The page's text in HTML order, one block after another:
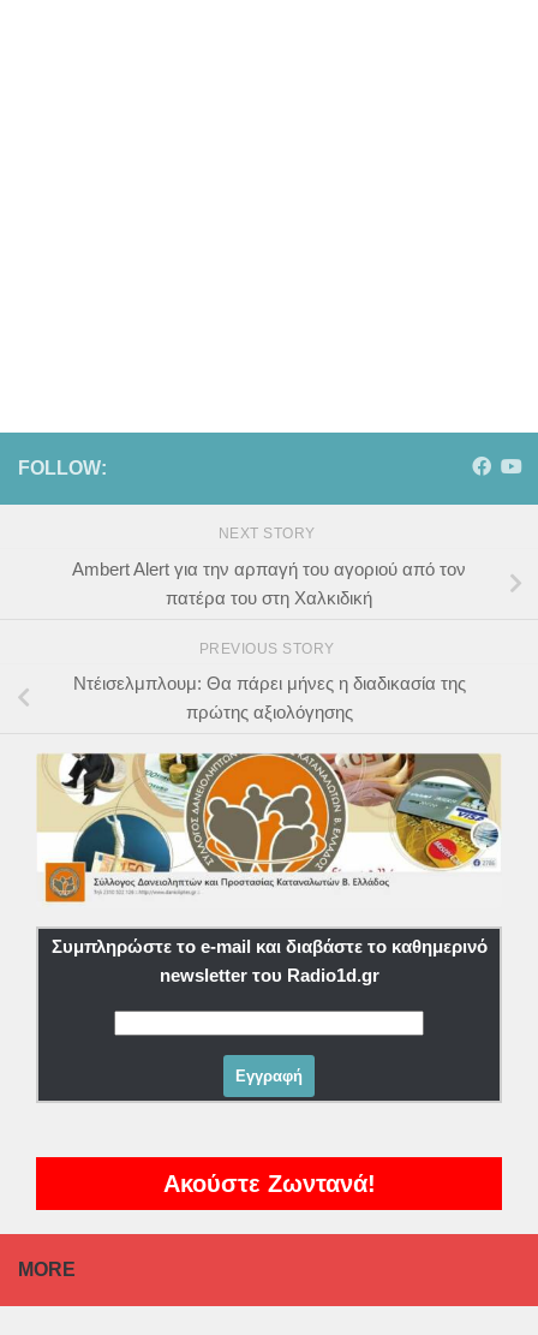
FOLLOW:
NEXT STORY
Αmbert Alert για την αρπαγή του αγοριού από τον
πατέρα του στη Χαλκιδική
PREVIOUS STORY
Ντέισελμπλουμ: Θα πάρει μήνες η διαδικασία της
πρώτης αξιολόγησης
Συμπληρώστε το e-mail και διαβάστε το καθημερινό
newsletter του Radio1d.gr
Ακούστε Ζωντανά!
MORE